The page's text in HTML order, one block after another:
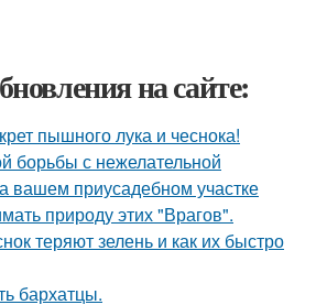
на сайте:
пышного лука и чеснока!
борьбы с нежелательной
вашем приусадебном участке
природу этих "Врагов".
теряют зелень и как их быстро
бархатцы.